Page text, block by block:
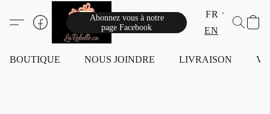
Abonnez vous à notre
page Facebook
FR
EN
BOUTIQUE NOUS JOINDRE LIVRAISON